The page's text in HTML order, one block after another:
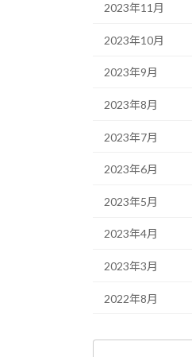
2023年11月
2023年10月
2023年9月
2023年8月
2023年7月
2023年6月
2023年5月
2023年4月
2023年3月
2022年8月